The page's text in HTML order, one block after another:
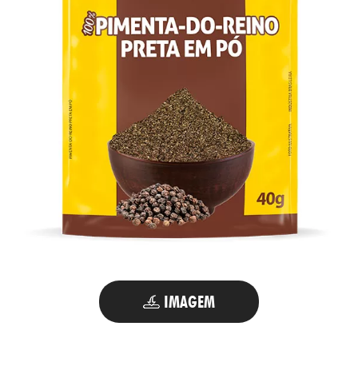
IMAGEM